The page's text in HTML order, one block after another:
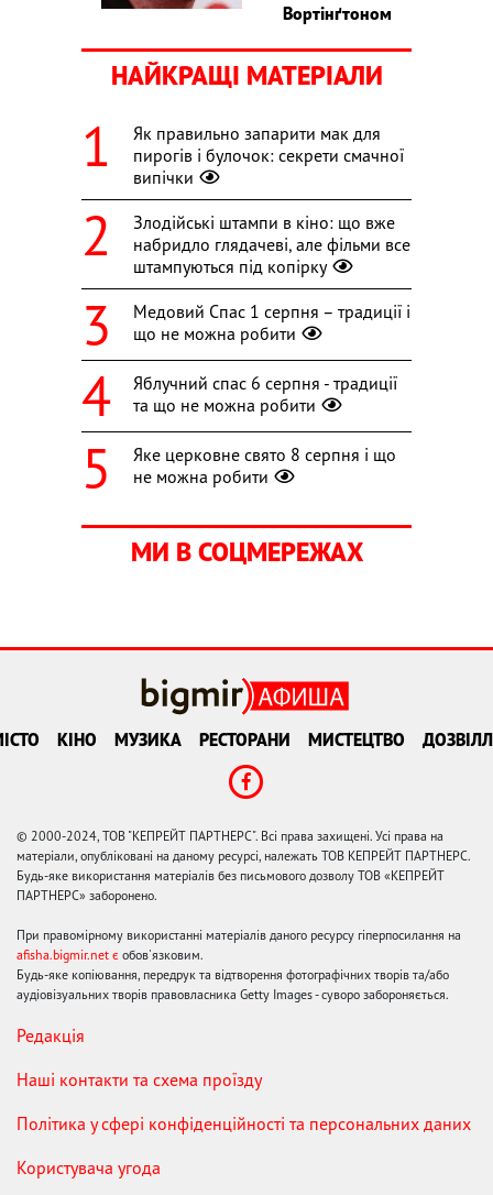
Вортінґтоном
НАЙКРАЩІ МАТЕРІАЛИ
Як правильно запарити мак для
пирогів і булочок: секрети смачної
випічки
Злодійські штампи в кіно: що вже
набридло глядачеві, але фільми все
штампуються під копірку
Медовий Спас 1 серпня – традиції і
що не можна робити
Яблучний спас 6 серпня - традиції
та що не можна робити
Яке церковне свято 8 серпня і що
не можна робити
МИ В СОЦМЕРЕЖАХ
КІНО МУЗИКА РЕСТОРАНИ МИСТЕЦТВО
© 2000-2024, ТОВ "КЕПРЕЙТ ПАРТНЕРС". Всі права захищені. Усі права на
матеріали, опубліковані на даному ресурсі, належать ТОВ КЕПРЕЙТ ПАРТНЕРС.
Будь-яке використання матеріалів без письмового дозволу ТОВ «КЕПРЕЙТ
ПАРТНЕРС» заборонено.
При правомірному використанні матеріалів даного ресурсу гіперпосилання на
afisha.bigmir.net є обов'язковим.
Будь-яке копіювання, передрук та відтворення фотографічних творів та/або
аудіовізуальних творів правовласника Getty Images - суворо забороняється.
Редакція
Наші контакти та схема проїзду
Політика у сфері конфіденційності та персональних даних
Користувача угода